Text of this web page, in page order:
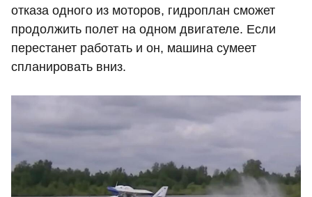
отказа одного из моторов, гидроплан сможет
продолжить полет на одном двигателе. Если
перестанет работать и он, машина сумеет
спланировать вниз.